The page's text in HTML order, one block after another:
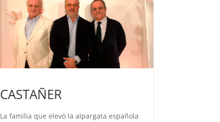
CASTAÑER
La familia que elevó la alpargata española